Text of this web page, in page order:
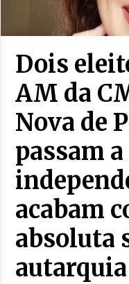
Dois
AM da
Nova de
passam a
acabam
absoluta
autarquia